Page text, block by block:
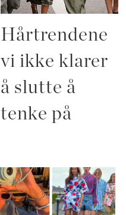
Hårtrendene
vi ikke klarer
å slutte å
tenke på